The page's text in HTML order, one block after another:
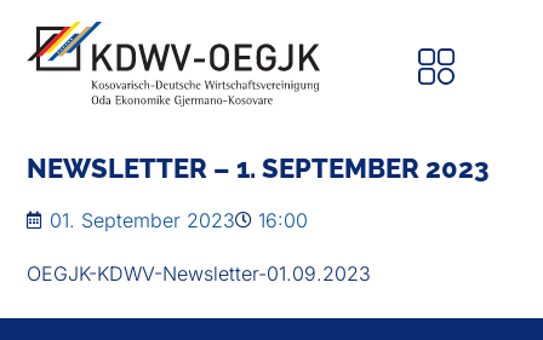
NEWSLETTER – 1. SEPTEMBER 2023
01. September 2023 16:00
OEGJK-KDWV-Newsletter-01.09.2023